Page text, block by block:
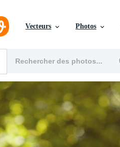
Vecteurs Photos